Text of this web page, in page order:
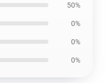
50%
0%
0%
0%